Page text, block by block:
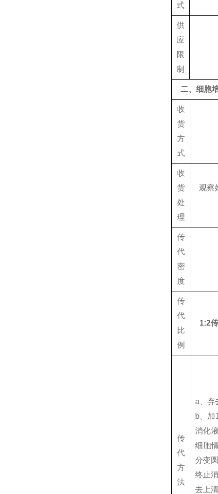
式
供
应
限
制
二、细胞
收
货
方
式
收
货
处
理
观察
传
代
密
度
传
代
比
例
1:2
传
代
方
法
a、弃
b、加
消化
细胞
分变
终止
去上